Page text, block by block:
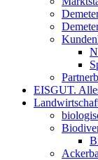
EISGUT.